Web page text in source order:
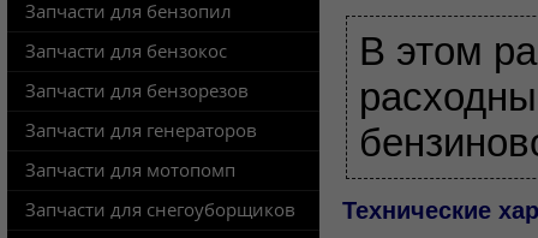
В этом
Технические
Запчасти для бензопил
Запчасти для бензокос
Запчасти для бензорезов
Запчасти для генераторов
Запчасти для мотопомп
Запчасти для снегоуборщиков